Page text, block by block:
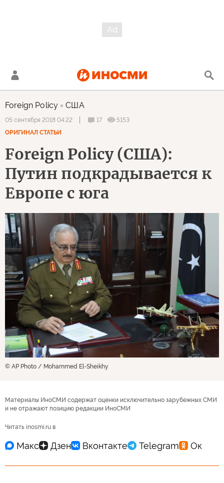
Foreign Policy США
05 сентября 2018 04:22 17
5153
ОРИГИНАЛ СТАТЬИ
Foreign Policy (США):
Путин подкрадывается к
Европе с юга
© AP Photo / Mohammed El-Sheikhy
Материалы ИноСМИ содержат оценки исключительно зарубежных СМИ
и не отражают позицию редакции ИноСМИ
Читать inosmi.ru в